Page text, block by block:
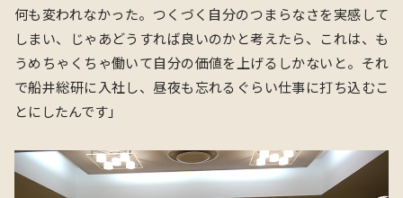
何も変われなかった。つくづく自分のつまらなさを実感して
しまい、じゃあどうすれば良いのかと考えたら、これは、も
うめちゃくちゃ働いて自分の価値を上げるしかないと。それ
で船井総研に入社し、昼夜も忘れるぐらい仕事に打ち込むこ
とにしたんです」